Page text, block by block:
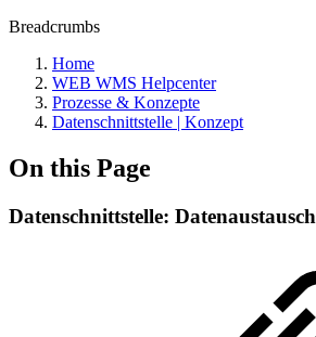
Breadcrumbs
Home
WEB WMS Helpcenter
Prozesse & Konzepte
Datenschnittstelle | Konzept
On this Page
Datenschnittstelle: Datenaustausch